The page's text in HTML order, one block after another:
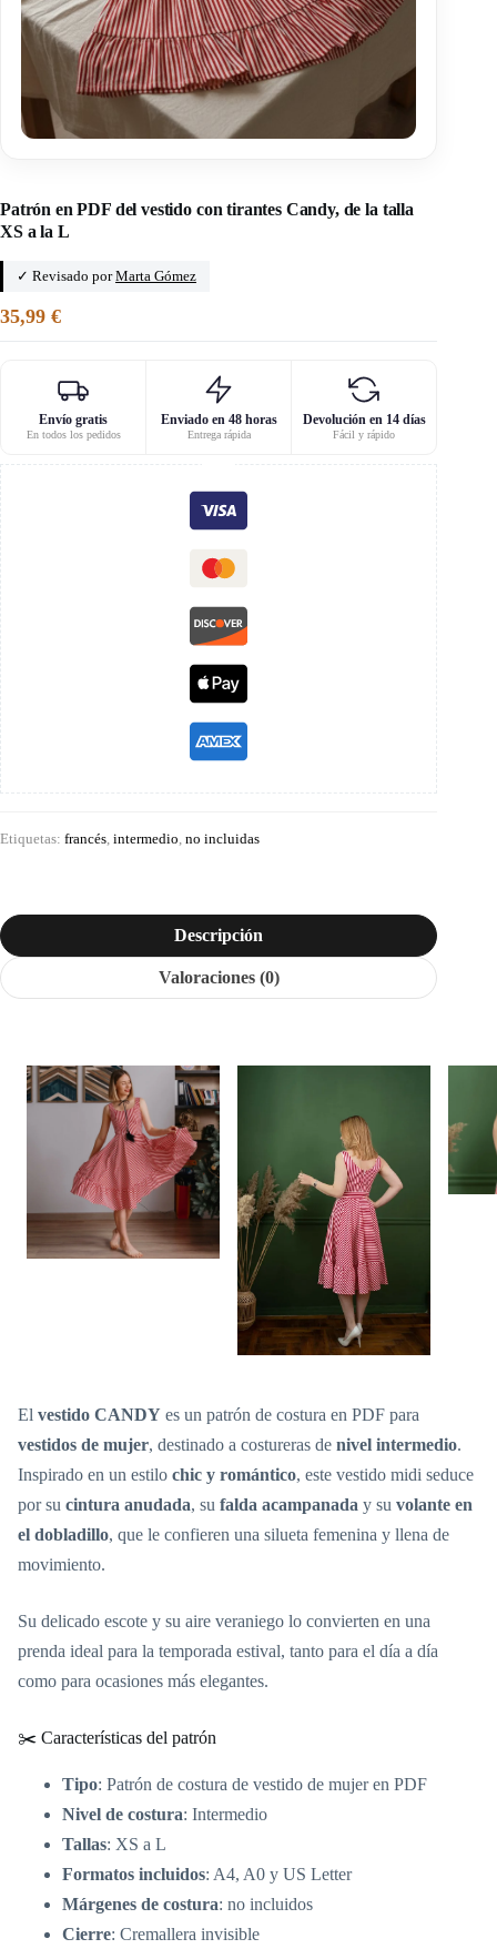
Patrón en PDF del vestido con tirantes Candy, de la talla
XS a la L
✓ Revisado porMarta Gómez
35,99 €
Envío gratis
En todos los pedidos
Enviado en 48 horas
Entrega rápida
Devolución en 14 días
Fácil y rápido
Etiquetas: francés intermedio no incluidas
Descripción
Valoraciones (0)
El vestido CANDY es un patrón de costura en PDF para
vestidos de mujer, destinado a costureras de nivel intermedio.
Inspirado en un estilo chic y romántico, este vestido midi seduce
por su cintura anudada, su falda acampanada y su volante en
el dobladillo, que le confieren una silueta femenina y llena de
movimiento.
Su delicado escote y su aire veraniego lo convierten en una
prenda ideal para la temporada estival, tanto para el día a día
como para ocasiones más elegantes.
✂️ Características del patrón
Tipo: Patrón de costura de vestido de mujer en PDF
Nivel de costura: Intermedio
Tallas: XS a L
Formatos incluidos: A4, A0 y US Letter
Márgenes de costura: no incluidos
Cierre: Cremallera invisible